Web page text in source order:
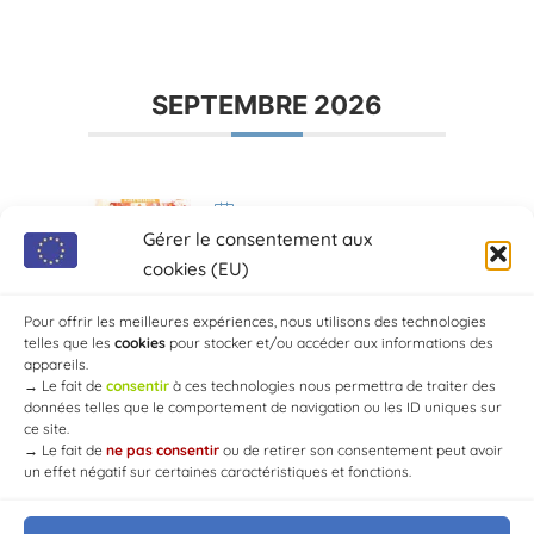
Gérer le consentement aux
cookies (EU)
Pour offrir les meilleures expériences, nous utilisons des technologies
telles que les cookies pour stocker et/ou accéder aux informations des
appareils.
→ Le fait de consentir à ces technologies nous permettra de traiter des
données telles que le comportement de navigation ou les ID uniques sur
ce site.
→ Le fait de ne pas consentir ou de retirer son consentement peut avoir
un effet négatif sur certaines caractéristiques et fonctions.
SEPTEMBRE 2026
JUST CLASSIK FESTIVAL
Baptiste